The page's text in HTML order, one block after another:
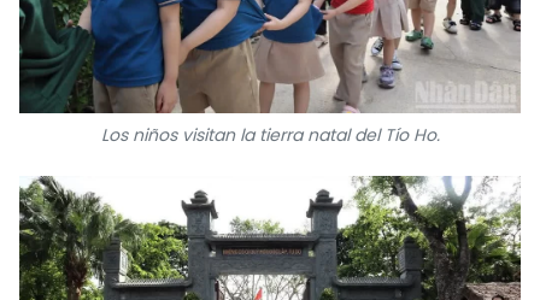
Los niños visitan la tierra natal del Tío Ho.